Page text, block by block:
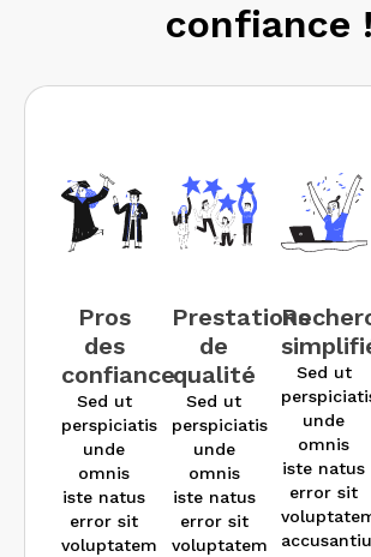
confiance !
Pros
des
confiance
Sed ut
perspiciatis
unde
omnis
iste natus
error sit
voluptatem
Prestations
de
qualité
Sed ut
perspiciatis
unde
omnis
iste natus
error sit
voluptatem
Sed ut
unde
omnis
iste natus
error sit